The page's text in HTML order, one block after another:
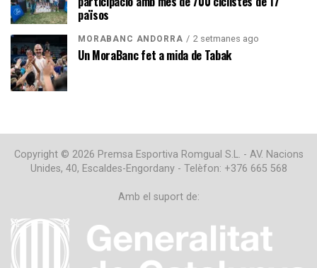
països
MORABANC ANDORRA 2 setmanes ago
Un MoraBanc fet a mida de Tabak
Copyright © 2026 Premsa Esportiva Romgual S.L. - AV. Nacions
Unides, 40, Escaldes-Engordany - Telèfon: +376 665 568
Amb el suport de: